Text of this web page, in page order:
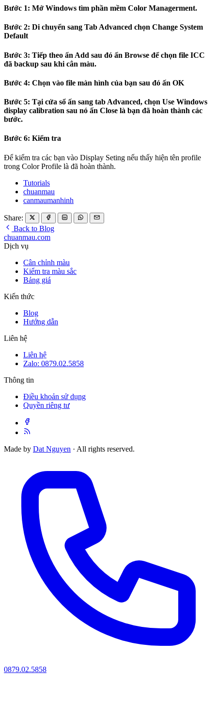
Bước 1: Mở Windows tìm phần mềm Color Managerment.
Bước 2: Di chuyển sang Tab Advanced chọn Change System
Default
Bước 3: Tiếp theo ấn Add sau đó ấn Browse để chọn file ICC
đã backup sau khi cân màu.
Bước 4: Chọn vào file màn hình của bạn sau đó ấn OK
Bước 5: Tại cửa sổ ấn sang tab Advanced, chọn Use Windows
display calibration sau nó ấn Close là bạn đã hoàn thành các
bước.
Bước 6: Kiểm tra
Để kiểm tra các bạn vào Display Seting nếu thấy hiện tên profile
trong Color Profile là đã hoàn thành.
Tutorials
chuanmau
canmaumanhinh
Share:
Back to Blog
chuanmau.com
Dịch vụ
Cân chỉnh màu
Kiểm tra màu sắc
Bảng giá
Kiến thức
Blog
Hướng dẫn
Liên hệ
Liên hệ
Zalo: 0879.02.5858
Thông tin
Điều khoản sử dụng
Quyền riêng tư
Made by Dat Nguyen · All rights reserved.
0879.02.5858